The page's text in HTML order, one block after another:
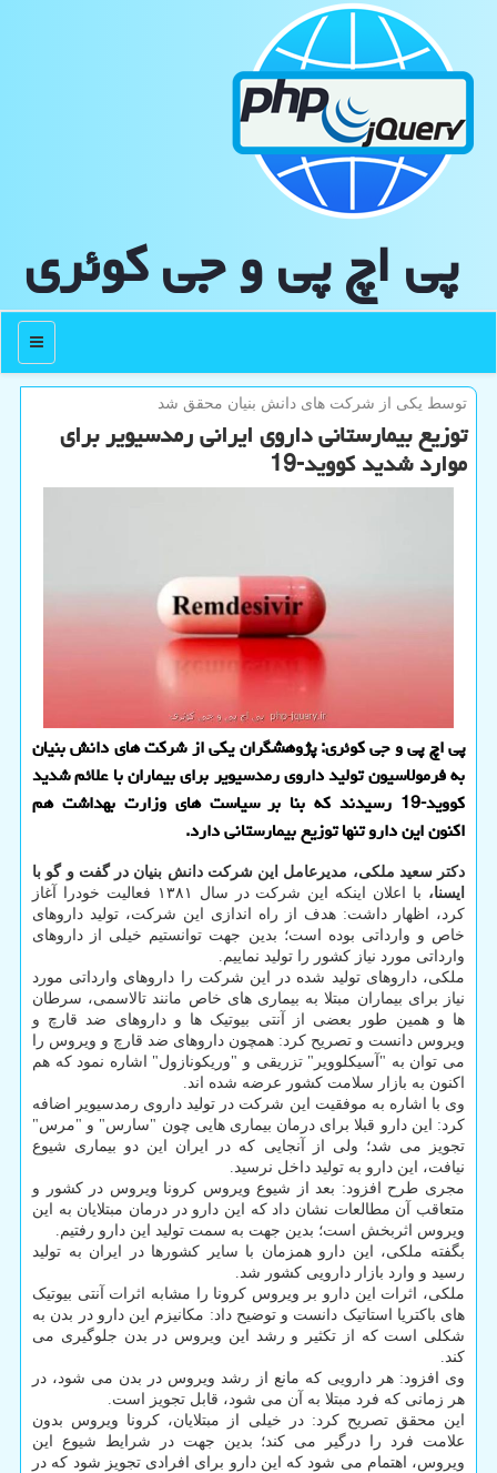
پی اچ پی و جی كوئری
منو
توسط یكی از شركت های دانش بنیان محقق شد
توزیع بیمارستانی داروی ایرانی رمدسیویر برای
موارد شدید كووید-19
پی اچ پی و جی كوئری: پژوهشگران یكی از شركت های دانش بنیان
به فرمولاسیون تولید داروی رمدسیویر برای بیماران با علائم شدید
كووید-19 رسیدند كه بنا بر سیاست های وزارت بهداشت هم
اكنون این دارو تنها توزیع بیمارستانی دارد.
دکتر سعید ملکی، مدیرعامل این شرکت دانش بنیان در گفت و گو با
ایسنا،
با اعلان اینکه این شرکت در سال ۱۳۸۱ فعالیت خودرا آغاز
کرد، اظهار داشت: هدف از راه اندازی این شرکت، تولید داروهای
خاص و وارداتی بوده است؛ بدین جهت توانستیم خیلی از داروهای
وارداتی مورد نیاز کشور را تولید نماییم.
ملکی، داروهای تولید شده در این شرکت را داروهای وارداتی مورد
نیاز برای بیماران مبتلا به بیماری های خاص مانند تالاسمی، سرطان
ها و همین طور بعضی از آنتی بیوتیک ها و داروهای ضد قارچ و
ویروس دانست و تصریح کرد: همچون داروهای ضد قارچ و ویروس را
می توان به "آسیکلوویر" تزریقی و "وریکونازول" اشاره نمود که هم
اکنون به بازار سلامت کشور عرضه شده اند.
وی با اشاره به موفقیت این شرکت در تولید داروی رمدسیویر اضافه
کرد: این دارو قبلا برای درمان بیماری هایی چون "سارس" و "مرس"
تجویز می شد؛ ولی از آنجایی که در ایران این دو بیماری شیوع
نیافت، این دارو به تولید داخل نرسید.
مجری طرح افزود: بعد از شیوع ویروس کرونا ویروس در کشور و
متعاقب آن مطالعات نشان داد که این دارو در درمان مبتلایان به این
ویروس اثربخش است؛ بدین جهت به سمت تولید این دارو رفتیم.
بگفته ملکی، این دارو همزمان با سایر کشورها در ایران به تولید
رسید و وارد بازار دارویی کشور شد.
ملکی، اثرات این دارو بر ویروس کرونا را مشابه اثرات آنتی بیوتیک
های باکتریا استاتیک دانست و توضیح داد: مکانیزم این دارو در بدن به
شکلی است که از تکثیر و رشد این ویروس در بدن جلوگیری می
کند.
وی افزود: هر دارویی که مانع از رشد ویروس در بدن می شود، در
هر زمانی که فرد مبتلا به آن می شود، قابل تجویز است.
این محقق تصریح کرد: در خیلی از مبتلایان، کرونا ویروس بدون
علامت فرد را درگیر می کند؛ بدین جهت در شرایط شیوع این
ویروس، اهتمام می شود که این دارو برای افرادی تجویز شود که در